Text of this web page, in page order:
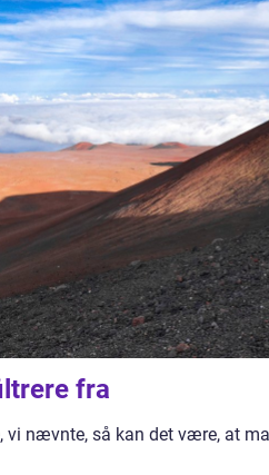
fra
vi nævnte, så kan det være, at